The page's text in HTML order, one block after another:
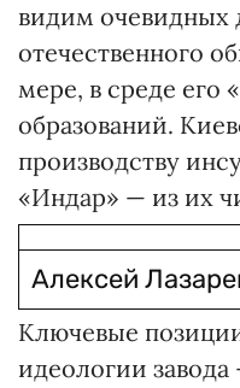
видим очевидных
отечественного
мере, в среде его
образований.
производству
«Индар» — из их
Алексей
Ключевые
идеологии